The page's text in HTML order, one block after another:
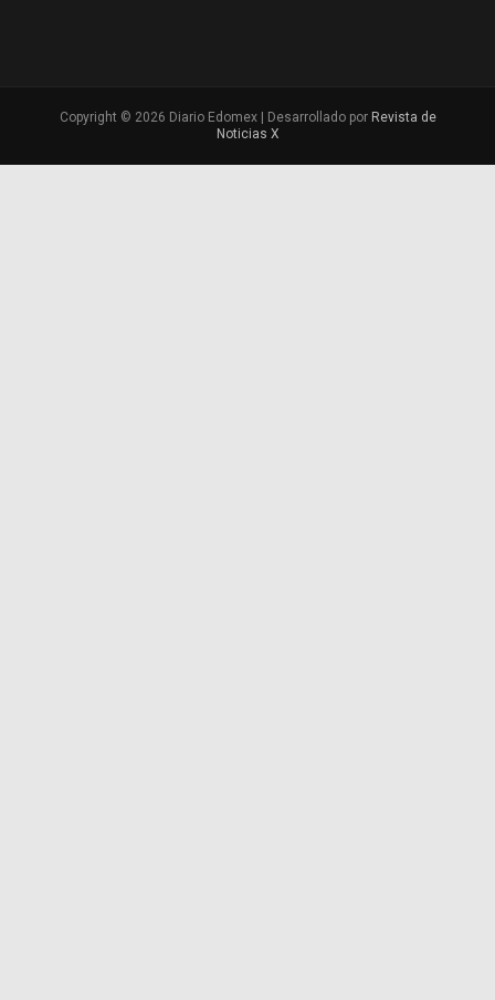
Copyright © 2026 Diario Edomex | Desarrollado por Revista de
Noticias X